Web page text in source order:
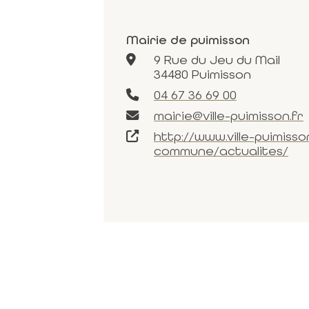
Mairie de puimisson
9 Rue du Jeu du Mail
34480 Puimisson
04 67 36 69 00
mairie@ville-puimisson.fr
http://www.ville-
commune/actualites/